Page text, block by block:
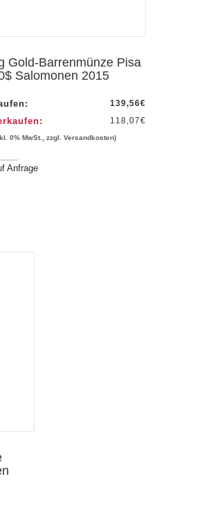
Gold-Barrenmünze Pisa
Salomonen 2015
139,56€
118,07€
0% MwSt., zzgl. Versandkosten)
Anfrage